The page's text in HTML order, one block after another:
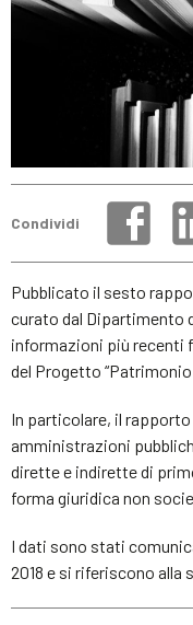
Condividi
Pubblicato il sesto
curato dal Dipartimento
informazioni più recenti
del Progetto “Patrimonio
In particolare, il rapporto
amministrazioni
dirette e indirette di
forma giuridica non
I dati sono stati
2018 e si riferiscono alla